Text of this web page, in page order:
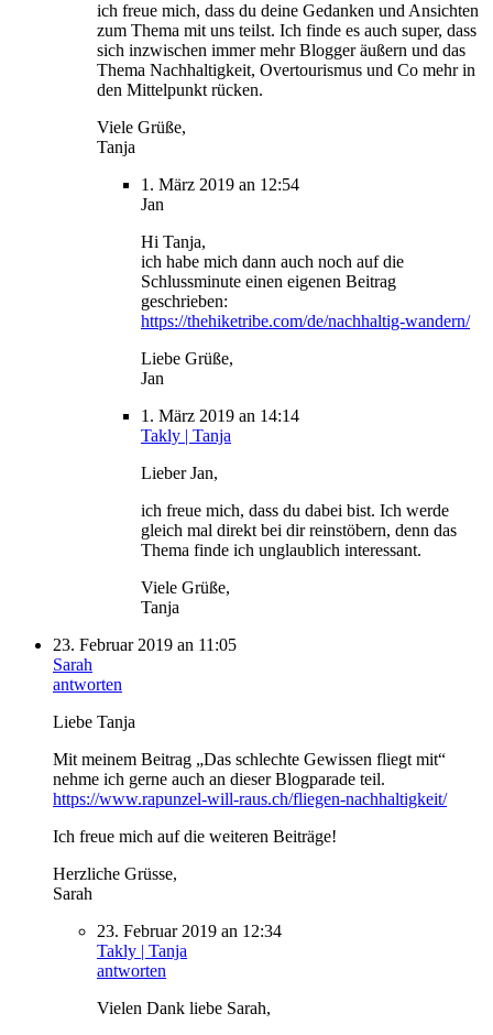
ich freue mich, dass du deine Gedanken und Ansichten
zum Thema mit uns teilst. Ich finde es auch super, dass
sich inzwischen immer mehr Blogger äußern und das
Thema Nachhaltigkeit, Overtourismus und Co mehr in
den Mittelpunkt rücken.
Viele Grüße,
Tanja
1. März 2019 an 12:54
Jan
Hi Tanja,
ich habe mich dann auch noch auf die
Schlussminute einen eigenen Beitrag
geschrieben:
https://thehiketribe.com/de/nachhaltig-wandern/
Liebe Grüße,
Jan
1. März 2019 an 14:14
Takly | Tanja
Lieber Jan,
ich freue mich, dass du dabei bist. Ich werde
gleich mal direkt bei dir reinstöbern, denn das
Thema finde ich unglaublich interessant.
Viele Grüße,
Tanja
23. Februar 2019 an 11:05
Sarah
antworten
Liebe Tanja
Mit meinem Beitrag „Das schlechte Gewissen fliegt mit“
nehme ich gerne auch an dieser Blogparade teil.
https://www.rapunzel-will-raus.ch/fliegen-nachhaltigkeit/
Ich freue mich auf die weiteren Beiträge!
Herzliche Grüsse,
Sarah
23. Februar 2019 an 12:34
Takly | Tanja
antworten
Vielen Dank liebe Sarah,